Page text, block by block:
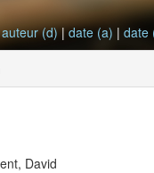
auteur (d)|date (a) |date
David